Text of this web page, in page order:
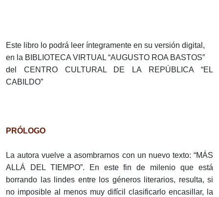
Este libro lo podrá leer íntegramente en su versión digital,
en la BIBLIOTECA VIRTUAL “AUGUSTO ROA BASTOS”
del CENTRO CULTURAL DE LA REPÚBLICA “EL
CABILDO”
PRÓLOGO
La autora vuelve a asombrarnos con un nuevo texto: “MÁS
ALLÁ DEL TIEMPO”. En este fin de milenio que está
borrando las lindes entre los géneros literarios, resulta, si
no imposible al menos muy difícil clasificarlo encasillar, la